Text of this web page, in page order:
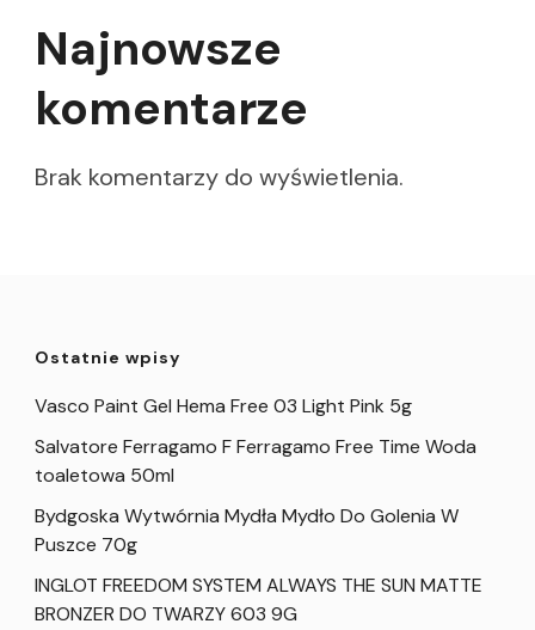
Najnowsze
komentarze
Brak komentarzy do wyświetlenia.
Ostatnie wpisy
Vasco Paint Gel Hema Free 03 Light Pink 5g
Salvatore Ferragamo F Ferragamo Free Time Woda
toaletowa 50ml
Bydgoska Wytwórnia Mydła Mydło Do Golenia W
Puszce 70g
INGLOT FREEDOM SYSTEM ALWAYS THE SUN MATTE
BRONZER DO TWARZY 603 9G